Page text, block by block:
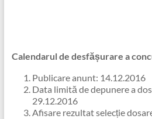
Calendarul de desfășurare a
Publicare anunt: 14.12.2016
Data limită de depunere a
29.12.2016
Afisare rezultat selecție